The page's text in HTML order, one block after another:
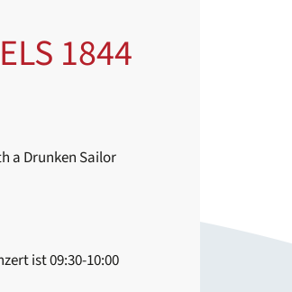
1844
a Drunken Sailor
ist 09:30-10:00